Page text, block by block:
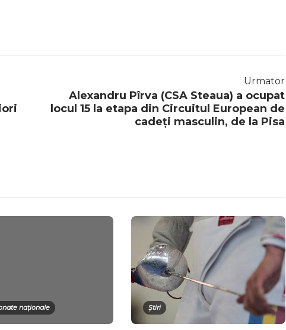
Urmator
Alexandru Pîrva (CSA Steaua) a ocupat
locul 15 la etapa din Circuitul European de
cadeți masculin, de la Pisa
naționale Știri